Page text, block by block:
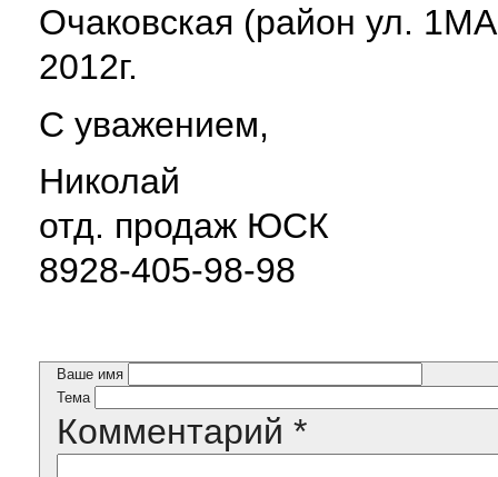
Очаковская (район ул.
2012г.
С уважением,
Николай
отд. продаж ЮСК
8928-405-98-98
Ваше имя
Тема
Комментарий *